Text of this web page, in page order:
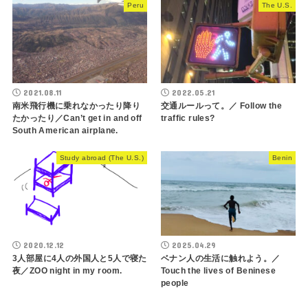
Peru
2021.08.11
南米飛行機に乗れなかったり降り
たかったり／Can’t get in and off
South American airplane.
The U.S.
2022.05.21
交通ルールって。／ Follow the
traffic rules?
Study abroad (The U.S.)
2020.12.12
3人部屋に4人の外国人と5人で寝た
夜／ZOO night in my room.
Benin
2025.04.29
ベナン人の生活に触れよう。／
Touch the lives of Beninese
people